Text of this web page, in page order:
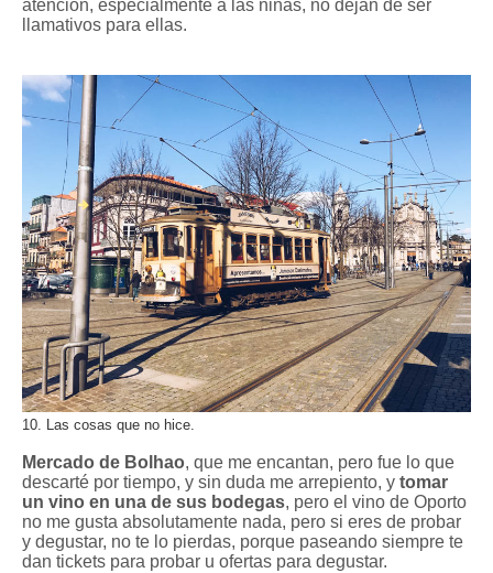
atención, especialmente a las niñas, no dejan de ser
llamativos para ellas.
10. Las cosas que no hice.
Mercado de Bolhao, que me encantan, pero fue lo que
descarté por tiempo, y sin duda me arrepiento, y tomar
un vino en una de sus bodegas, pero el vino de Oporto
no me gusta absolutamente nada, pero si eres de probar
y degustar, no te lo pierdas, porque paseando siempre te
dan tickets para probar u ofertas para degustar.